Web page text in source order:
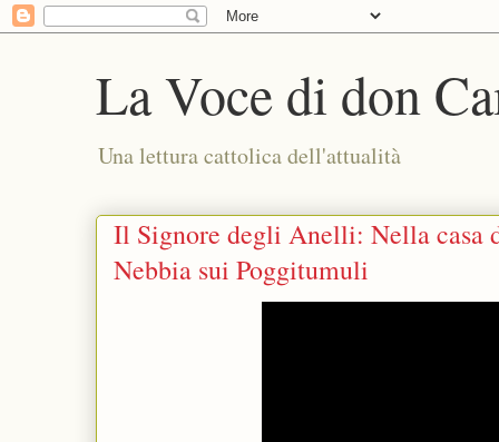
La Voce di don
Una lettura cattolica dell'attualità
Il Signore degli Anelli: Nella casa
Nebbia sui Poggitumuli